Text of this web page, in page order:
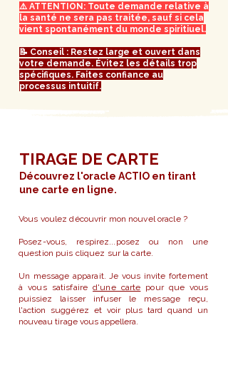
⚠️ ATTENTION: Toute demande relative à
la santé ne sera pas traitée, sauf si cela
vient spontanément du monde spiritiuel.
📝 Conseil : Restez large et ouvert dans
votre demande. Évitez les détails trop
spécifiques. Faites confiance au
processus intuitif.
TIRAGE DE CARTE
Découvrez l'oracle ACTIO en tirant
une carte en ligne.
Vous voulez découvrir mon nouvel oracle ?
Posez-vous, respirez...posez ou non une
question puis cliquez sur la carte.
Un message apparait.Je vous invite fortement
à vous satisfaired'une carte pour que vous
puissiez laisser infuser le message reçu,
l'action suggérez et voir plus tard quand un
nouveau tirage vous appellera.